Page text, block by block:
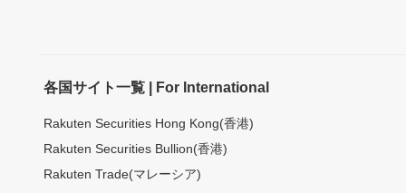
各国サイト一覧 | For International
Rakuten Securities Hong Kong(香港)
Rakuten Securities Bullion(香港)
Rakuten Trade(マレーシア)